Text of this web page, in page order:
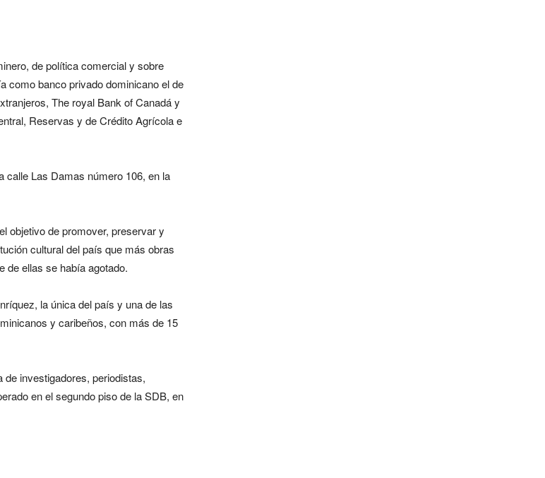
de política comercial y sobre
como banco privado dominicano el de
The royal Bank of Canadá y
Reservas y de Crédito Agrícola e
calle Las Damas número 106, en la
objetivo de promover, preservar y
cultural del país que más obras
de ellas se había agotado.
la única del país y una de las
y caribeños, con más de 15
de investigadores, periodistas,
en el segundo piso de la SDB, en